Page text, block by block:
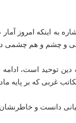
به اینکه امروز
و چشم‌ و هم چشمی
توحید است،
غربی که بر پایه
دانست و